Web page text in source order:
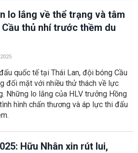
lo lắng về thể trạng và tâm
Cầu thủ nhí trước thềm du
quốc tế tại Thái Lan, đội bóng Cầu
đối mặt với nhiều thử thách về lực
Những lo lắng của HLV trưởng Hồng
hình chấn thương và áp lực thi đấu
Hữu Nhân xin rút lui,